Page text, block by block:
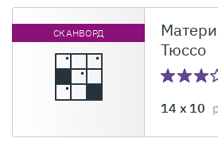
СКАНВОРД
Тюссо
14 x 10